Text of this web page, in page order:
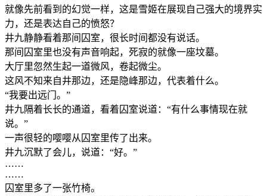
就像先前看到的幻觉一样，这是雪姬在展现自己强大的境界实
力，还是表达自己的愤怒？
井九静静看着那间囚室，很长时间都没有说话。
那间囚室里也没有声音响起，死寂的就像一座坟墓。
大厅里忽然生起一道微风，卷起微尘。
这风不知来自井那边，还是隐峰那边，代表着什么。
“我要出远门。”
井九隔着长长的通道，看着囚室说道：“有什么事情现在就
说。”
一声很轻的嘤嘤从囚室里传了出来。
井九沉默了会儿，说道：“好。”
……
……
囚室里多了一张竹椅。